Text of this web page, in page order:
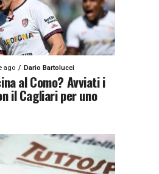
ago Dario Bartolucci
al Como? Avviati i
il Cagliari per uno